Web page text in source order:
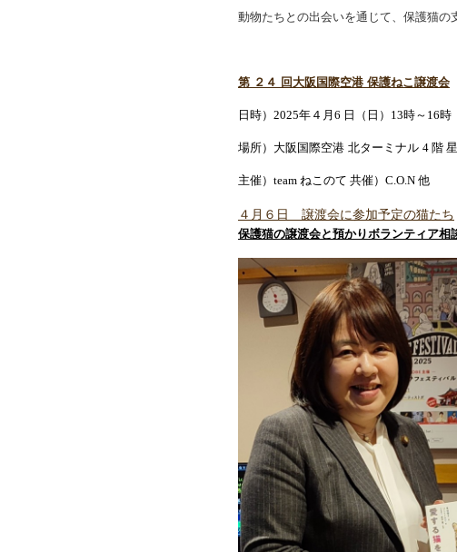
動物たちとの出会いを通じて、保護猫の
第 ２４ 回大阪国際空港 保護ねこ譲渡会
日時） 2025年４月6 日（日）13時～16時
場所）大阪国際空港 北ターミナル 4 階
主催） team ねこのて 共催）C.O.N 他
４月６日 譲渡会に参加予定の猫たち
保護猫の譲渡会と預かりボランティア相